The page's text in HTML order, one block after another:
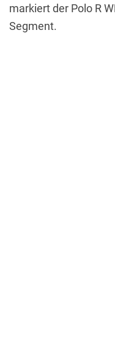
markiert der Polo R
Segment.